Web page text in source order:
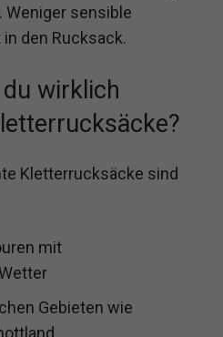
Weniger sensible
den Rucksack.
wirklich
Kletterrucksäcke sind
mit
Gebieten wie